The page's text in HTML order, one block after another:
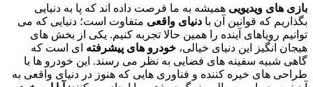
بازی‌ های ویدیویی همیشه به ما فرصت داده‌ اند که پا به دنیایی
بگذاریم که قوانین آن با دنیای واقعی متفاوت است؛ دنیایی که می‌
توانیم رویاهای آینده را همین حالا تجربه کنیم. یکی از بخش‌ های
هیجان‌ انگیز این دنیای خیالی، خودرو های پیشرفته‌ ای است که
گاهی شبیه سفینه‌ های فضایی به نظر می‌ رسند. این خودرو ها با
طراحی‌ های خیره‌ کننده و فناوری‌ هایی که هنوز در دنیای واقعی به